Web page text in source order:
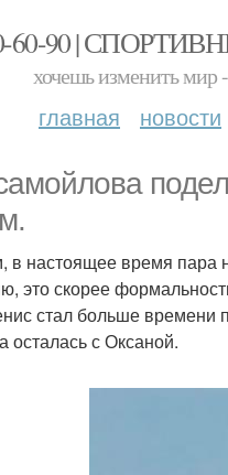
60-90 |
хочешь изменить мир
главная новости
в настоящее время пара
это скорее
стал больше времени
осталась с Оксаной.